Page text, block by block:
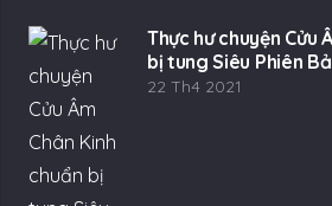
Thực hư chuyện Cửu
bị tung Siêu Phiên
22 Th4 2021